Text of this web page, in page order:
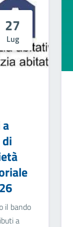
27
Lug
il bando
a